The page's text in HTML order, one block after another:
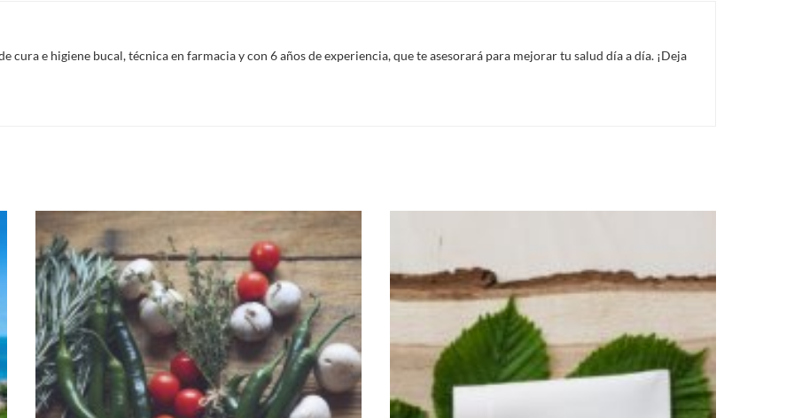
cura e higiene bucal, técnica en farmacia y con 6 años de experiencia, que te asesorará para mejorar tu salud día a día. ¡Deja